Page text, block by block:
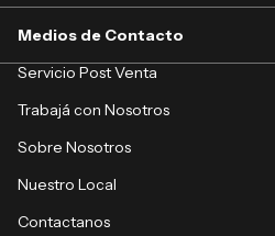
Medios de Contacto
Servicio Post Venta
Trabajá con Nosotros
Sobre Nosotros
Nuestro Local
Contactanos